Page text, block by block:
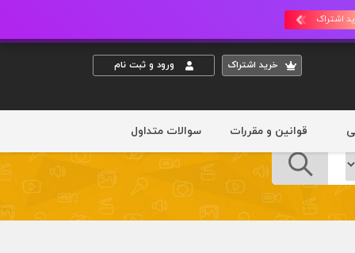
اشتراک
خريد اشتراک ورود و ثبت نام
قوانین و مقررات سوالات متداول